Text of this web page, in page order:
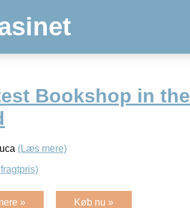
Bookshop in the
(Læs mere)
» Køb nu »